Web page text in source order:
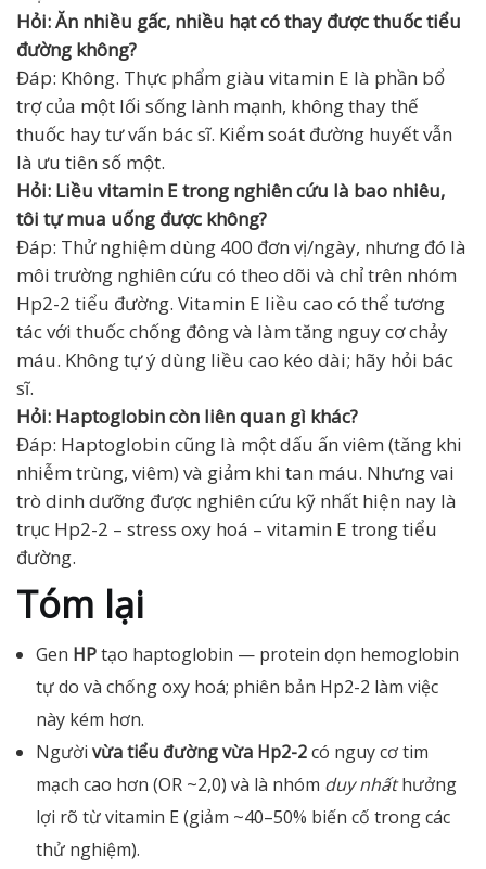
Hỏi: Ăn nhiều gấc, nhiều hạt có thay được thuốc tiểu
đường không?
Đáp: Không. Thực phẩm giàu vitamin E là phần bổ
trợ của một lối sống lành mạnh, không thay thế
thuốc hay tư vấn bác sĩ. Kiểm soát đường huyết vẫn
là ưu tiên số một.
Hỏi: Liều vitamin E trong nghiên cứu là bao nhiêu,
tôi tự mua uống được không?
Đáp: Thử nghiệm dùng 400 đơn vị/ngày, nhưng đó là
môi trường nghiên cứu có theo dõi và chỉ trên nhóm
Hp2-2 tiểu đường. Vitamin E liều cao có thể tương
tác với thuốc chống đông và làm tăng nguy cơ chảy
máu. Không tự ý dùng liều cao kéo dài; hãy hỏi bác
sĩ.
Hỏi: Haptoglobin còn liên quan gì khác?
Đáp: Haptoglobin cũng là một dấu ấn viêm (tăng khi
nhiễm trùng, viêm) và giảm khi tan máu. Nhưng vai
trò dinh dưỡng được nghiên cứu kỹ nhất hiện nay là
trục Hp2-2 – stress oxy hoá – vitamin E trong tiểu
đường.
Tóm lại
Gen HPtạo haptoglobin — protein dọn hemoglobin
tự do và chống oxy hoá; phiên bản Hp2-2 làm việc
này kém hơn.
Người vừa tiểu đường vừa Hp2-2có nguy cơ tim
mạch cao hơn (OR ~2,0) và là nhóm duy nhấthưởng
lợi rõ từ vitamin E (giảm ~40–50% biến cố trong các
thử nghiệm).